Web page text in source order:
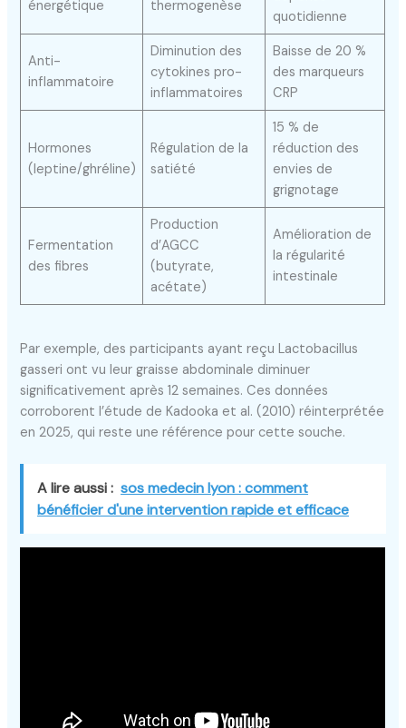
énergétique
thermogenèse
quotidienne
Anti-
inflammatoire
Diminution des
cytokines pro-
inflammatoires
Baisse de 20 %
des marqueurs
CRP
Hormones
(leptine/ghréline)
Régulation de la
satiété
15 % de
réduction des
envies de
grignotage
Fermentation
des fibres
Production
d’AGCC
(butyrate,
acétate)
Amélioration de
la régularité
intestinale
Par exemple, des participants ayant reçu Lactobacillus
gasseri ont vu leur graisse abdominale diminuer
significativement après 12 semaines. Ces données
corroborent l’étude de Kadooka et al. (2010) réinterprétée
en 2025, qui reste une référence pour cette souche.
A lire aussi : sos medecin lyon : comment
bénéficier d'une intervention rapide et efficace